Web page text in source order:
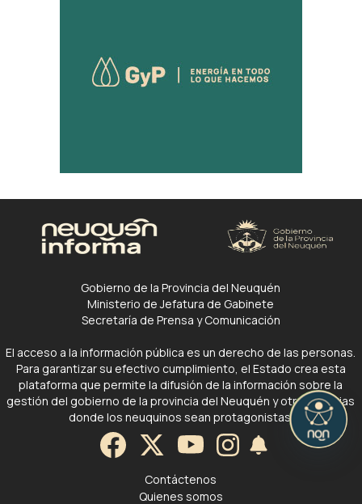
Gobierno de la Provincia del Neuquén
Ministerio de Jefatura de Gabinete
Secretaría de Prensa y Comunicación
El acceso a la información pública es un derecho de las personas.
Para garantizar su efectivo cumplimiento, el Estado crea esta
plataforma que permite la difusión de la información sobre la
gestión del gobierno de la provincia del Neuquén y otras noticias
donde los neuquinos sean protagonistas.
Contáctenos
Quienes somos